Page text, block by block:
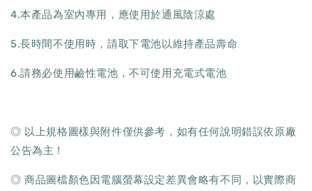
4.本產品為室內專用，應使用於通風陰涼處
5.長時間不使用時，請取下電池以維持產品壽命
6.請務必使用鹼性電池，不可使用充電式電池
◎ 以上規格圖樣與附件僅供參考，如有任何說明錯誤依原廠
公告為主！
◎ 商品圖檔顏色因電腦螢幕設定差異會略有不同，以實際商